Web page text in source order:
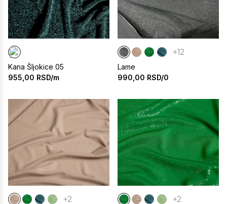
Kana Šljokice 05
955,00 RSD/m
+12
Lame
990,00 RSD/0
+2 +2